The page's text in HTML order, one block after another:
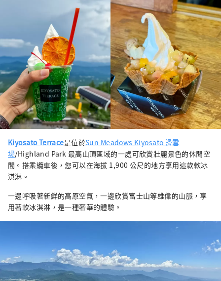
Kiyosato Terrace是位於Sun Meadows Kiyosato 滑雪
場/Highland Park 最高山頂區域的一處可欣賞壯麗景色的休閒空
間。搭乘纜車後，您可以在海拔 1,900 公尺的地方享用這款軟冰
淇淋。
一邊呼吸著新鮮的高原空氣，一邊欣賞富士山等雄偉的山脈，享
用著軟冰淇淋，是一種奢華的體驗。